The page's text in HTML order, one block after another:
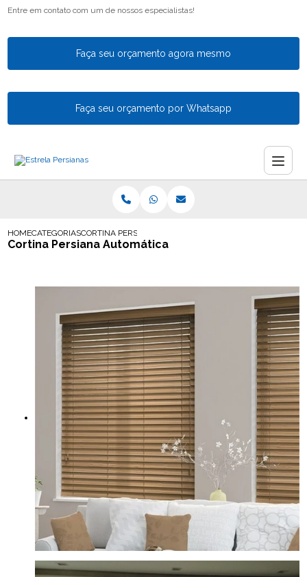
Entre em contato com um de nossos especialistas!
Faça seu orçamento agora mesmo
Faça seu orçamento por Whatsapp
HOMECATEGORIASCORTINA PERSIANA AUTOMATICA
Cortina Persiana Automática